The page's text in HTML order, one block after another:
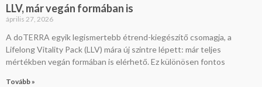
LLV, már vegán formában is
április 27, 2026
A doTERRA egyik legismertebb étrend-kiegészítő csomagja, a
Lifelong Vitality Pack (LLV) mára új szintre lépett: már teljes
mértékben vegán formában is elérhető. Ez különösen fontos
Tovább »